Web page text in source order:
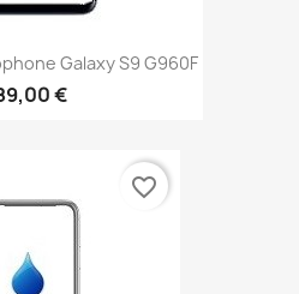
Galaxy S9 G960F
€
favorite_border